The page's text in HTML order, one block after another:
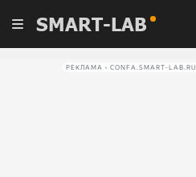
SMART-LAB
РЕКЛАМА • CONFA.SMART-LAB.RU